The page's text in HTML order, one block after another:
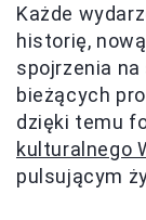
Każde
historię,
spojrzenia
bieżących
dzięki temu
kulturalnego
pulsującym